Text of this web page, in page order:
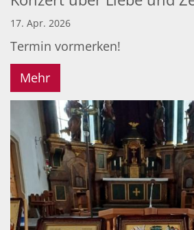
17. Apr. 2026
Termin vormerken!
Mehr